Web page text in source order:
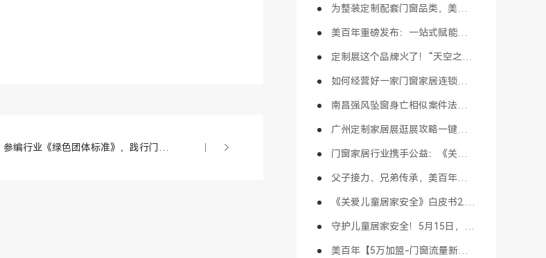
参编行业《绿色团体标准》，践行门窗的绿色社会责任！
为整装定制配套门窗品类，美百年“儿童安全门窗”拔得头筹！
美百年重磅发布：一站式赋能整装&装企合作模式，引行业高度关注！“天空之境”创意打卡，吸睛无数
定制展这个品牌火了！“天空之境”吸睛无数，美百年门窗家居成打卡胜地！
如何经营好一家门窗家居连锁店？
南昌强风坠窗身亡相似案件法院判决：门窗质量和安装未达标，商家赔偿！
广州定制家居展逛展攻略一键收藏，3月27日广州见！
门窗家居行业携手公益：《关爱童行-守护计划》于佛山启动！
父子接力、兄弟传承，美百年以长期主义精神打造门窗家居百年品牌！
《关爱儿童居家安全》白皮书2.0版重磅发布！家居行业首创！
守护儿童居家安全！5月15日，这场门窗公益盛事邀您共同参与！
美百年【5万加盟-门窗流量新模式】打造同城新零售头部大商！